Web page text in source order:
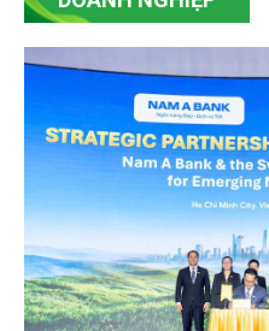
DOANH NGHIỆP